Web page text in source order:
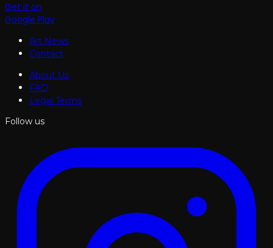
Get it on
Google Play
Art News
Contact
About Us
FAQ
Legal Terms
Follow us